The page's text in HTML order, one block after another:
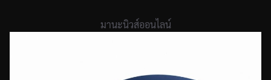
มานะนิวส์ออนไลน์